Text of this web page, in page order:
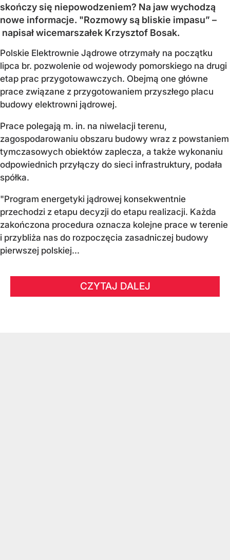
skończy się niepowodzeniem? Na jaw wychodzą
nowe informacje. "Rozmowy są bliskie impasu” –
napisał wicemarszałek Krzysztof Bosak.
Polskie Elektrownie Jądrowe otrzymały na początku
lipca br. pozwolenie od wojewody pomorskiego na drugi
etap prac przygotowawczych. Obejmą one główne
prace związane z przygotowaniem przyszłego placu
budowy elektrowni jądrowej.
Prace polegają m. in. na niwelacji terenu,
zagospodarowaniu obszaru budowy wraz z powstaniem
tymczasowych obiektów zaplecza, a także wykonaniu
odpowiednich przyłączy do sieci infrastruktury, podała
spółka.
"Program energetyki jądrowej konsekwentnie
przechodzi z etapu decyzji do etapu realizacji. Każda
zakończona procedura oznacza kolejne prace w terenie
i przybliża nas do rozpoczęcia zasadniczej budowy
pierwszej polskiej...
CZYTAJ DALEJ